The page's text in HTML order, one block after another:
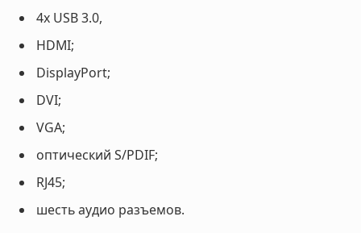
4x USB 3.0,
HDMI;
DisplayPort;
DVI;
VGA;
оптический S/PDIF;
RJ45;
шесть аудио разъемов.